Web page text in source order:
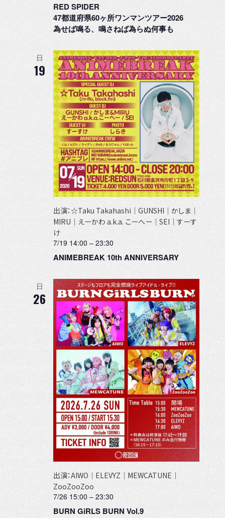
RED SPIDER
47都道府県60ヶ所ワンマンツアー2026
為せば鳴る、鳴さねば為らぬ何事も
日
19
7/19 14:00 – 23:30
ANIMEBREAK 10th ANNIVERSARY
出演：☆Taku Takahashi｜GUNSHI｜かしま｜
MIRU｜えーかわ a.k.a. こーへー｜SEI｜すーす
け
日
26
7/26 15:00 – 23:30
BURN GiRLS BURN Vol.9
出演：AIWO｜ELEVYZ｜MEWCATUNE｜
ZooZooZoo